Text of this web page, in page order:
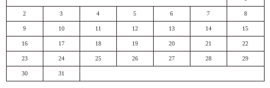
2 3 4 5 6 7 8
9 10 11 12 13 14 15
16 17 18 19 20 21 22
23 24 25 26 27 28 29
30 31